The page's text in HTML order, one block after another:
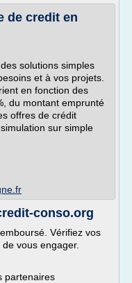
de credit en
solutions simples
et à vos projets.
en fonction des
du montant emprunté
offres de crédit
sur simple
conso.org
Vérifiez vos
vous engager.
partenaires